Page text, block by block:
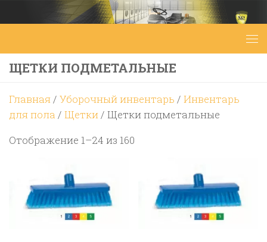
Перейти к содержимому
ЩЕТКИ ПОДМЕТАЛЬНЫЕ
Главная/ Уборочный инвентарь / Инвентарь
для пола / Щетки/ Щетки подметальные
Отображение 1–24 из 160
возрастанию